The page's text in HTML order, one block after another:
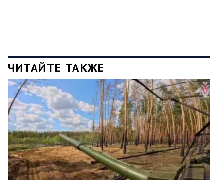
ЧИТАЙТЕ ТАКЖЕ